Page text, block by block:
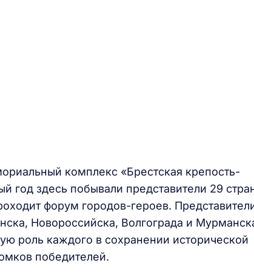
комплекс «Брестская крепость-
год здесь побывали представители 29
форум городов-героев.
Новороссийска, Волгограда и
роль каждого в сохранении исторической
победителей.